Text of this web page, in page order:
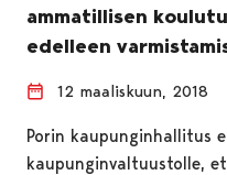
ammatillisen
edelleen
12 maaliskuun, 2018
Porin kaupunginhallitus
kaupunginvaltuustolle,